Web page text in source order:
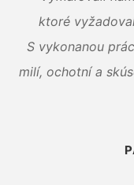
ktoré
S vykonanou
milí, ochotní a